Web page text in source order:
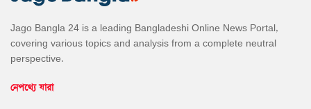
Jago Bangla 24 is a leading Bangladeshi Online News Portal,
covering various topics and analysis from a complete neutral
perspective.
নেপথ্যে যারা